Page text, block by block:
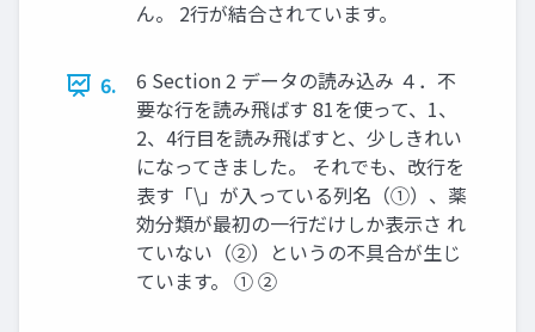
ん。 2行が結合されています。
6.
6 Section 2 データの読み込み ４．不
要な行を読み飛ばす 81を使って、1、
2、4行目を読み飛ばすと、少しきれい
になってきました。 それでも、改行を
表す「\」が入っている列名（①）、薬
効分類が最初の一行だけしか表示さ れ
ていない（②）というの不具合が生じ
ています。 ① ②